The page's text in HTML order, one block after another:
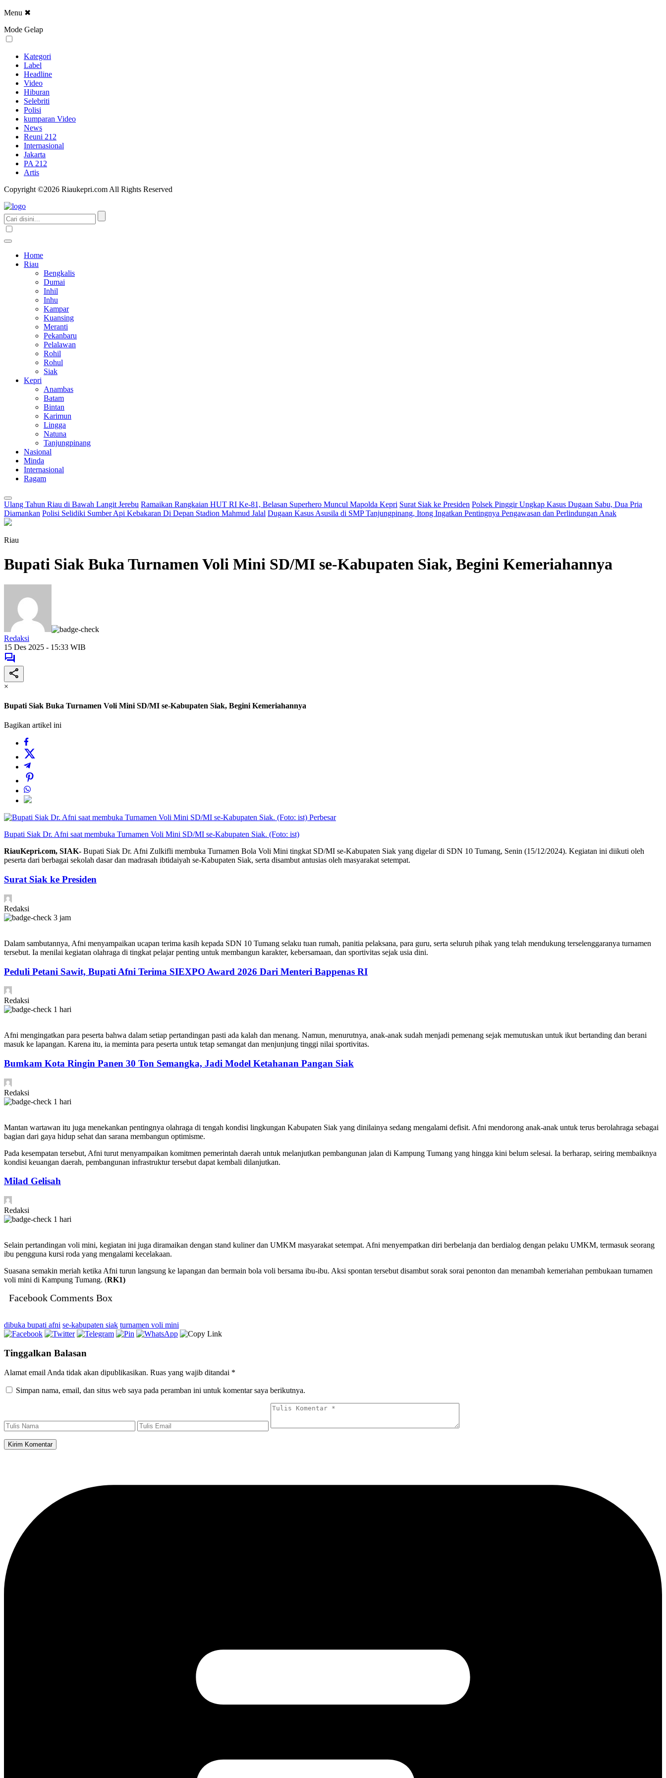
Menu ✖
Mode Gelap
Kategori
Label
Headline
Video
Hiburan
Selebriti
Polisi
kumparan Video
News
Reuni 212
Internasional
Jakarta
PA 212
Artis
Copyright ©2026 Riaukepri.com All Rights Reserved
Home
Riau
Bengkalis
Dumai
Inhil
Inhu
Kampar
Kuansing
Meranti
Pekanbaru
Pelalawan
Rohil
Rohul
Siak
Kepri
Anambas
Batam
Bintan
Karimun
Lingga
Natuna
Tanjungpinang
Nasional
Minda
Internasional
Ragam
Ulang Tahun Riau di Bawah Langit Jerebu Ramaikan Rangkaian HUT RI Ke-81, Belasan Superhero Muncul Mapolda Kepri Surat Siak ke Presiden Polsek Pinggir Ungkap Kasus Dugaan Sabu, Dua Pria
Diamankan Polisi Selidiki Sumber Api Kebakaran Di Depan Stadion Mahmud Jalal Dugaan Kasus Asusila di SMP Tanjungpinang, Itong Ingatkan Pentingnya Pengawasan dan Perlindungan Anak
Riau
Bupati Siak Buka Turnamen Voli Mini SD/MI se-Kabupaten Siak, Begini Kemeriahannya
Redaksi
15 Des 2025 - 15:33 WIB
×
Bupati Siak Buka Turnamen Voli Mini SD/MI se-Kabupaten Siak, Begini Kemeriahannya
Bagikan artikel ini
Perbesar
Bupati Siak Dr. Afni saat membuka Turnamen Voli Mini SD/MI se-Kabupaten Siak. (Foto: ist)
RiauKepri.com, SIAK- Bupati Siak Dr. Afni Zulkifli membuka Turnamen Bola Voli Mini tingkat SD/MI se-Kabupaten Siak yang digelar di SDN 10 Tumang, Senin (15/12/2024). Kegiatan ini diikuti oleh
peserta dari berbagai sekolah dasar dan madrasah ibtidaiyah se-Kabupaten Siak, serta disambut antusias oleh masyarakat setempat.
Surat Siak ke Presiden
Redaksi
3 jam
Dalam sambutannya, Afni menyampaikan ucapan terima kasih kepada SDN 10 Tumang selaku tuan rumah, panitia pelaksana, para guru, serta seluruh pihak yang telah mendukung terselenggaranya turnamen
tersebut. Ia menilai kegiatan olahraga di tingkat pelajar penting untuk membangun karakter, kebersamaan, dan sportivitas sejak usia dini.
Peduli Petani Sawit, Bupati Afni Terima SIEXPO Award 2026 Dari Menteri Bappenas RI
Redaksi
1 hari
Afni mengingatkan para peserta bahwa dalam setiap pertandingan pasti ada kalah dan menang. Namun, menurutnya, anak-anak sudah menjadi pemenang sejak memutuskan untuk ikut bertanding dan berani
masuk ke lapangan. Karena itu, ia meminta para peserta untuk tetap semangat dan menjunjung tinggi nilai sportivitas.
Bumkam Kota Ringin Panen 30 Ton Semangka, Jadi Model Ketahanan Pangan Siak
Redaksi
1 hari
Mantan wartawan itu juga menekankan pentingnya olahraga di tengah kondisi lingkungan Kabupaten Siak yang dinilainya sedang mengalami defisit. Afni mendorong anak-anak untuk terus berolahraga sebagai
bagian dari gaya hidup sehat dan sarana membangun optimisme.
Pada kesempatan tersebut, Afni turut menyampaikan komitmen pemerintah daerah untuk melanjutkan pembangunan jalan di Kampung Tumang yang hingga kini belum selesai. Ia berharap, seiring membaiknya
kondisi keuangan daerah, pembangunan infrastruktur tersebut dapat kembali dilanjutkan.
Milad Gelisah
Redaksi
1 hari
Selain pertandingan voli mini, kegiatan ini juga diramaikan dengan stand kuliner dan UMKM masyarakat setempat. Afni menyempatkan diri berbelanja dan berdialog dengan pelaku UMKM, termasuk seorang
ibu pengguna kursi roda yang mengalami kecelakaan.
Suasana semakin meriah ketika Afni turun langsung ke lapangan dan bermain bola voli bersama ibu-ibu. Aksi spontan tersebut disambut sorak sorai penonton dan menambah kemeriahan pembukaan turnamen
voli mini di Kampung Tumang. (RK1)
Facebook Comments Box
dibuka bupati afni se-kabupaten siak turnamen voli mini
Tinggalkan Balasan
Alamat email Anda tidak akan dipublikasikan. Ruas yang wajib ditandai *
Simpan nama, email, dan situs web saya pada peramban ini untuk komentar saya berikutnya.